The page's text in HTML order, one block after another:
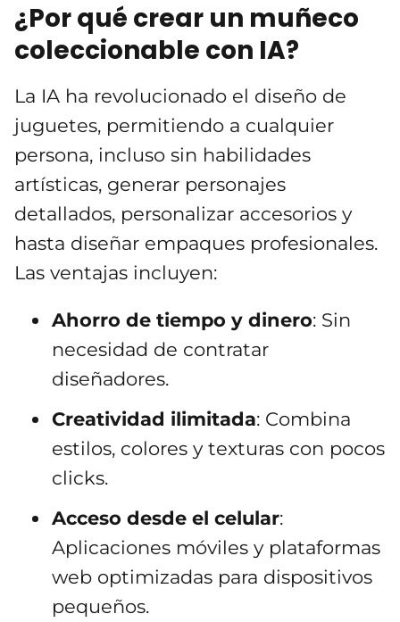
¿Por qué crear un muñeco
coleccionable con IA?
La IA ha revolucionado el diseño de
juguetes, permitiendo a cualquier
persona, incluso sin habilidades
artísticas, generar personajes
detallados, personalizar accesorios y
hasta diseñar empaques profesionales.
Las ventajas incluyen:
Ahorro de tiempo y dinero: Sin
necesidad de contratar
diseñadores.
Creatividad ilimitada: Combina
estilos, colores y texturas con pocos
clicks.
Acceso desde el celular:
Aplicaciones móviles y plataformas
web optimizadas para dispositivos
pequeños.